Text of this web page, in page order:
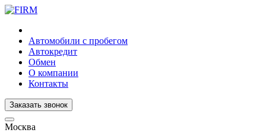
Автомобили с пробегом
Автокредит
Обмен
О компании
Контакты
Заказать звонок
Москва